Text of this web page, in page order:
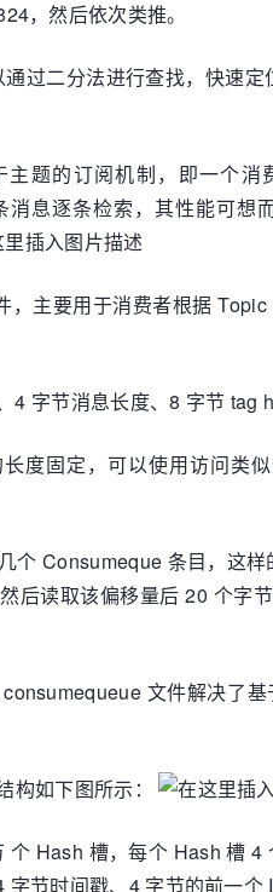
，然后依次类推。
过二分法进行查找，快速
题的订阅机制，即一个
息逐条检索，其性能可想
主要用于消费者根据
字节消息长度、8 字节 tag
度固定，可以使用访问类
Consumeque 条目，这
读取该偏移量后 20 个字
文件解决了
构如下图所示：
Hash 槽，每个 Hash 槽
节时间戳、4 字节的前一个